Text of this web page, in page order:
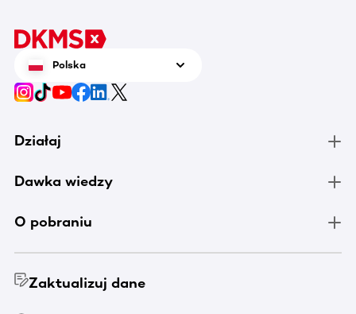
Polska
Działaj
Dawka wiedzy
O pobraniu
Zaktualizuj dane